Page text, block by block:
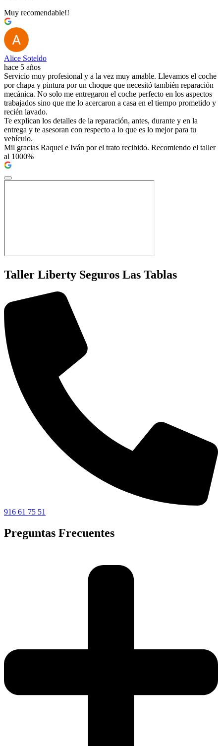
Muy recomendable!!
Alice Soteldo
hace 5 años
Servicio muy profesional y a la vez muy amable. Llevamos el coche
por chapa y pintura por un choque que necesitó también reparación
mecánica. No solo me entregaron el coche perfecto en los aspectos
trabajados sino que me lo acercaron a casa en el tiempo prometido y
recién lavado.
Te explican los detalles de la reparación, antes, durante y en la
entrega y te asesoran con respecto a lo que es lo mejor para tu
vehículo.
Mil gracias Raquel e Iván por el trato recibido. Recomiendo el taller
al 1000%
Taller Liberty Seguros Las Tablas
916 61 75 51
Preguntas Frecuentes